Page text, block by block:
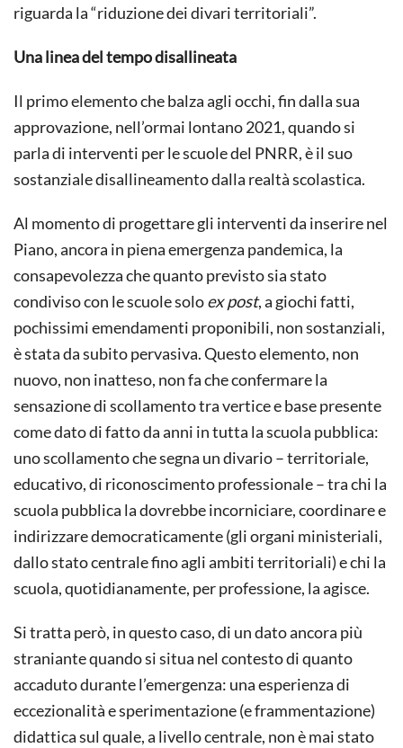
riguarda la “riduzione dei divari territoriali”.
Una linea del tempo disallineata
Il primo elemento che balza agli occhi, fin dalla sua
approvazione, nell’ormai lontano 2021, quando si
parla di interventi per le scuole del PNRR, è il suo
sostanziale disallineamento dalla realtà scolastica.
Al momento di progettare gli interventi da inserire nel
Piano, ancora in piena emergenza pandemica, la
consapevolezza che quanto previsto sia stato
condiviso con le scuole soloex post, a giochi fatti,
pochissimi emendamenti proponibili, non sostanziali,
è stata da subito pervasiva. Questo elemento, non
nuovo, non inatteso, non fa che confermare la
sensazione di scollamento tra vertice e base presente
come dato di fatto da anni in tutta la scuola pubblica:
uno scollamento che segna un divario – territoriale,
educativo, di riconoscimento professionale – tra chi la
scuola pubblica la dovrebbe incorniciare, coordinare e
indirizzare democraticamente (gli organi ministeriali,
dallo stato centrale fino agli ambiti territoriali) e chi la
scuola, quotidianamente, per professione, la agisce.
Si tratta però, in questo caso, di un dato ancora più
straniante quando si situa nel contesto di quanto
accaduto durante l’emergenza: una esperienza di
eccezionalità e sperimentazione (e frammentazione)
didattica sul quale, a livello centrale, non è mai stato